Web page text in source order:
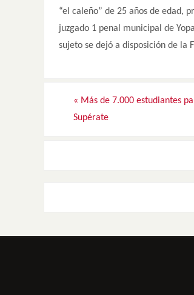
“el caleño” de 25 años de edad,
juzgado 1 penal municipal de
sujeto se dejó a disposición de la
« Más de 7.000 estudiantes
Supérate